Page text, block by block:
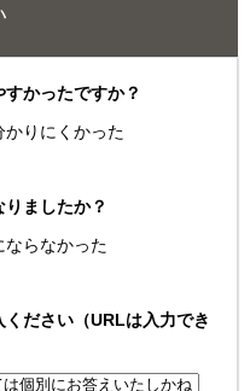
かったですか？
かりにくかった
ましたか？
ならなかった
ださい（URLは入力でき